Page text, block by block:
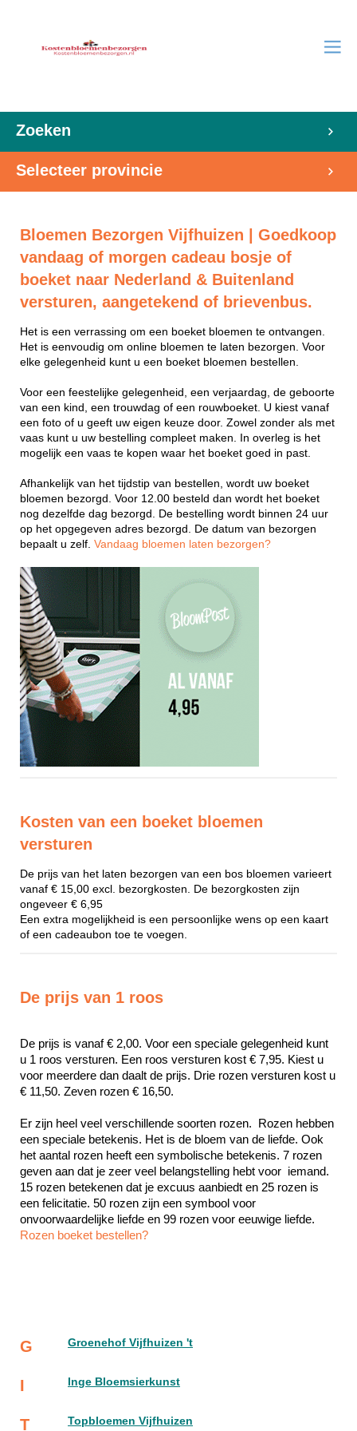
Zoeken
Selecteer provincie
Bloemen Bezorgen Vijfhuizen | Goedkoop
vandaag of morgen cadeau bosje of
boeket naar Nederland & Buitenland
versturen, aangetekend of brievenbus.
Het is een verrassing om een boeket bloemen te ontvangen.
Het is eenvoudig om online bloemen te laten bezorgen. Voor
elke gelegenheid kunt u een boeket bloemen bestellen.
Voor een feestelijke gelegenheid, een verjaardag, de geboorte
van een kind, een trouwdag of een rouwboeket. U kiest vanaf
een foto of u geeft uw eigen keuze door. Zowel zonder als met
vaas kunt u uw bestelling compleet maken. In overleg is het
mogelijk een vaas te kopen waar het boeket goed in past.
Afhankelijk van het tijdstip van bestellen, wordt uw boeket
bloemen bezorgd. Voor 12.00 besteld dan wordt het boeket
nog dezelfde dag bezorgd. De bestelling wordt binnen 24 uur
op het opgegeven adres bezorgd. De datum van bezorgen
bepaalt u zelf. Vandaag bloemen laten bezorgen?
Kosten van een boeket bloemen
versturen
De prijs van het laten bezorgen van een bos bloemen varieert
vanaf € 15,00 excl. bezorgkosten. De bezorgkosten zijn
ongeveer € 6,95
Een extra mogelijkheid is een persoonlijke wens op een kaart
of een cadeaubon toe te voegen.
De prijs van 1 roos
De prijs is vanaf € 2,00. Voor een speciale gelegenheid kunt
u 1 roos versturen. Een roos versturen kost € 7,95. Kiest u
voor meerdere dan daalt de prijs. Drie rozen versturen kost u
€ 11,50. Zeven rozen € 16,50.
Er zijn heel veel verschillende soorten rozen.  Rozen hebben
een speciale betekenis. Het is de bloem van de liefde. Ook
het aantal rozen heeft een symbolische betekenis. 7 rozen
geven aan dat je zeer veel belangstelling hebt voor  iemand.
15 rozen betekenen dat je excuus aanbiedt en 25 rozen is
een felicitatie. 50 rozen zijn een symbool voor
Rozen boeket bestellen?
G Groenehof Vijfhuizen 't
I Inge Bloemsierkunst
T Topbloemen Vijfhuizen